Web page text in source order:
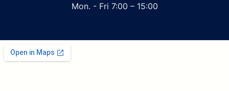
Mon. - Fri 7:00 – 15:00